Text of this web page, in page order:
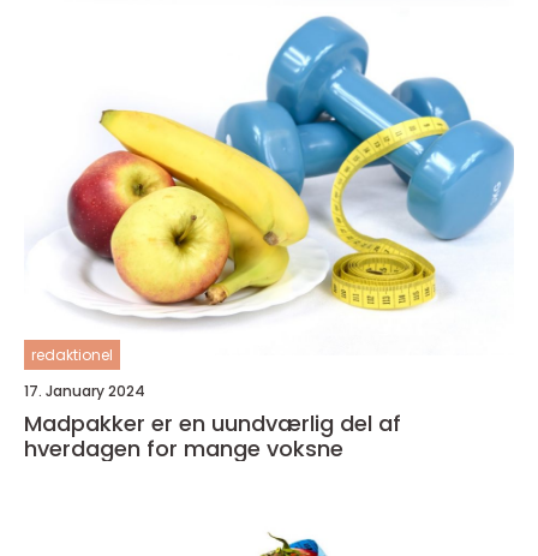
redaktionel
17. January 2024
Madpakker er en uundværlig del af
hverdagen for mange voksne